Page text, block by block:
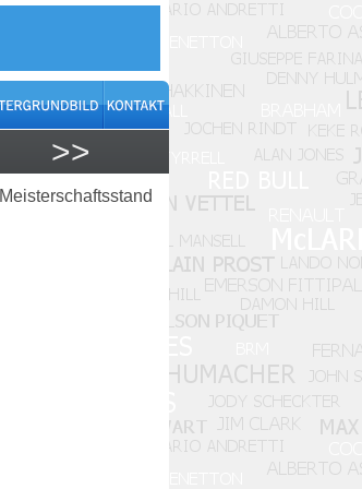
>>
Meisterschaftsstand